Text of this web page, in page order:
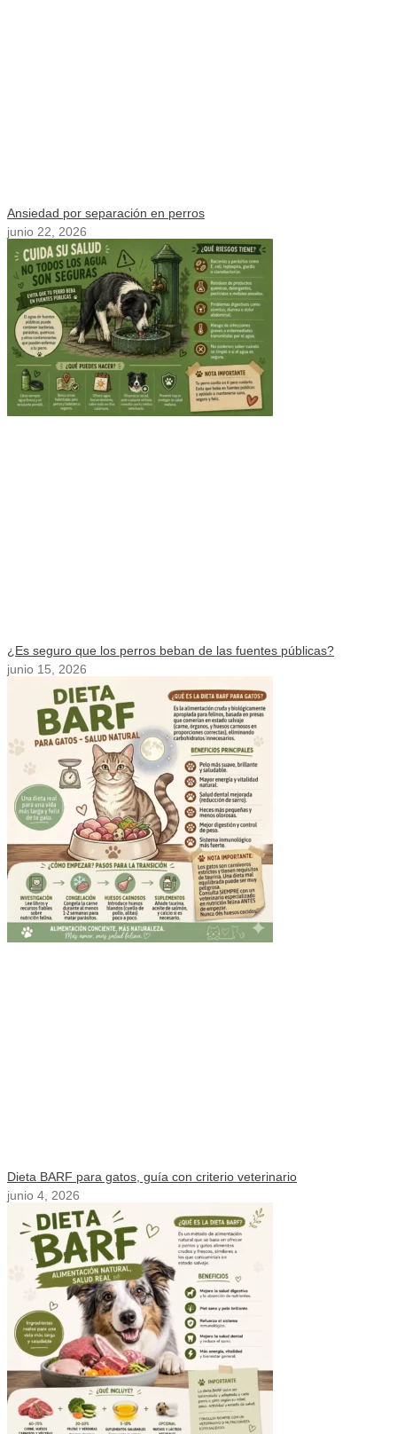
Ansiedad por separación en perros
junio 22, 2026
¿Es seguro que los perros beban de las fuentes públicas?
junio 15, 2026
Dieta BARF para gatos, guía con criterio veterinario
junio 4, 2026